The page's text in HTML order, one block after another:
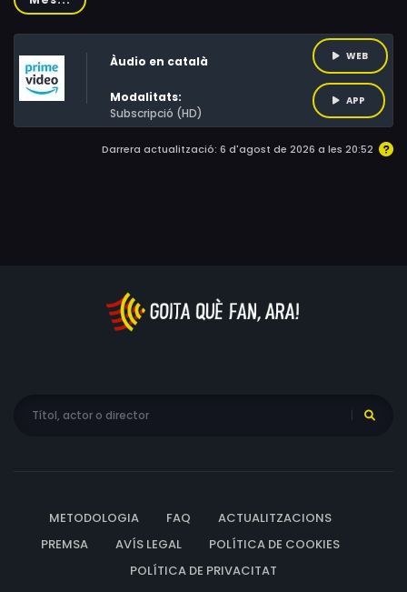
regida per la Regla de Sant Benet, que mostra allò que
no és a la vista del públic: com viu, portes endins, la
comunitat monàstica.
Àudio en català
Modalitats:
Subscripció (HD)
WEB
APP
Darrera actualització: 6 d'agost de 2026 a les 20:52
METODOLOGIA FAQ
ACTUALITZACIONS
PREMSA
AVÍS LEGAL
POLÍTICA DE COOKIES
POLÍTICA DE PRIVACITAT